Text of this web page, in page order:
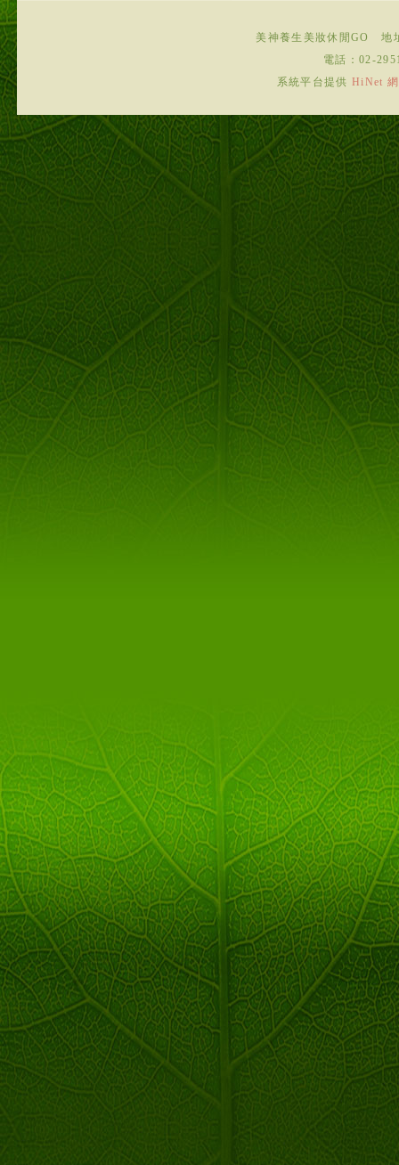
美神養生美妝休閒GO
地
電話： 02-
系統平台提供HiNet